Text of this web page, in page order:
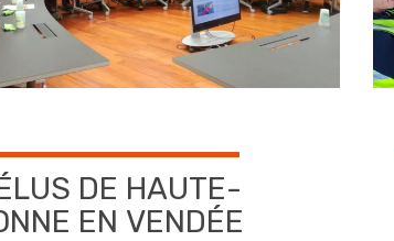
DE HAUTE-
EN VENDÉE